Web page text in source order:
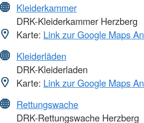
Kleiderkammer
DRK-Kleiderkammer Herzberg
Karte: Link zur Google Maps
Kleiderläden
DRK-Kleiderladen
Karte: Link zur Google Maps
Rettungswache
DRK-Rettungswache Herzberg